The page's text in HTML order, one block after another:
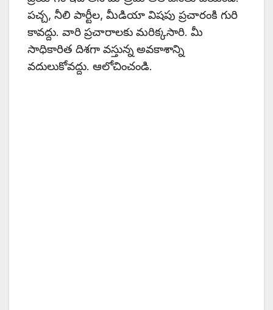
పచ్చ, నీలి పార్టీల, మీడియా విషపు ప్రచారంకి గురి
కావద్దు. వారి ప్రచారాలకు మరిక్కసారి. మీ
సాధికారిత దిశగా వస్తున్న అవకాశాన్ని
వదులుకోవద్దు. ఆలోచించండి.